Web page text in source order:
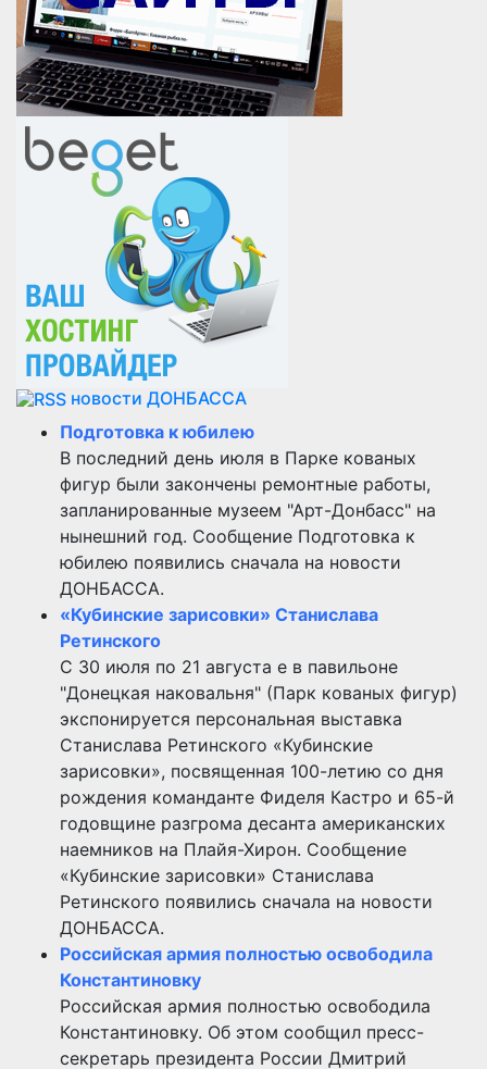
новости ДОНБАССА
Подготовка к юбилею
В последний день июля в Парке кованых
фигур были закончены ремонтные работы,
запланированные музеем "Арт-Донбасс" на
нынешний год. Сообщение Подготовка к
юбилею появились сначала на новости
ДОНБАССА.
«Кубинские зарисовки» Станислава
Ретинского
С 30 июля по 21 августа е в павильоне
"Донецкая наковальня" (Парк кованых фигур)
экспонируется персональная выставка
Станислава Ретинского «Кубинские
зарисовки», посвященная 100-летию со дня
рождения команданте Фиделя Кастро и 65-й
годовщине разгрома десанта американских
наемников на Плайя-Хирон. Сообщение
«Кубинские зарисовки» Станислава
Ретинского появились сначала на новости
ДОНБАССА.
Российская армия полностью освободила
Константиновку
Российская армия полностью освободила
Константиновку. Об этом сообщил пресс-
секретарь президента России Дмитрий